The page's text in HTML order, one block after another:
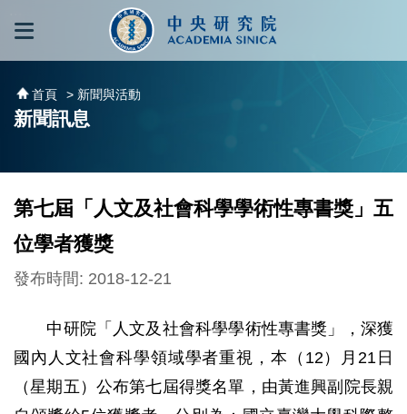
跳到主要內容區塊
首頁 > 新聞與活動
新聞訊息
第七屆「人文及社會科學學術性專書獎」五
位學者獲獎
發布時間: 2018-12-21
中研院「人文及社會科學學術性專書獎」，深獲
國內人文社會科學領域學者重視，本（12）月21日
（星期五）公布第七屆得獎名單，由黃進興副院長親